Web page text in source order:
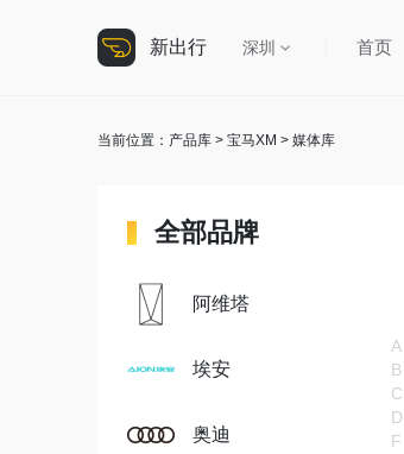
新出行 深圳 首页
当前位置： 产品库 > 宝马XM > 媒体库
全部品牌
A
B
C
D
F
阿维塔
埃安
奥迪